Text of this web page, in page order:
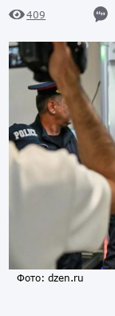
409
Фото: dzen.ru